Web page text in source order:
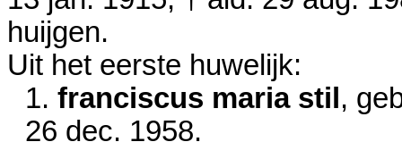
huijgen.
Uit het eerste huwelijk:
1. franciscus maria stil ,
26 dec. 1958.